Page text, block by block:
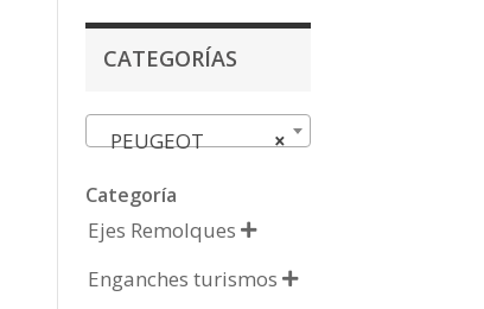
CATEGORÍAS
×
PEUGEOT
Categoría
Ejes Remolques 
Enganches turismos 